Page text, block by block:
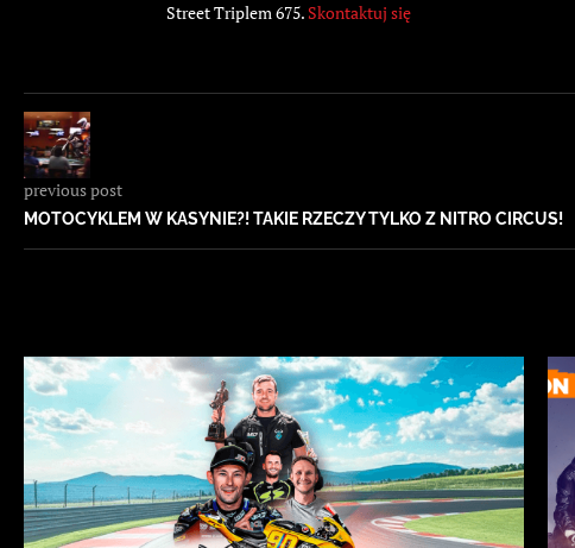
Street Triplem 675. Skontaktuj się
previous post
MOTOCYKLEM W KASYNIE?! TAKIE RZECZY TYLKO Z NITRO CIRCUS!